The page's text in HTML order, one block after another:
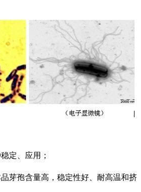
定、应用；
芽孢含量高，稳定性好、耐高温和挤